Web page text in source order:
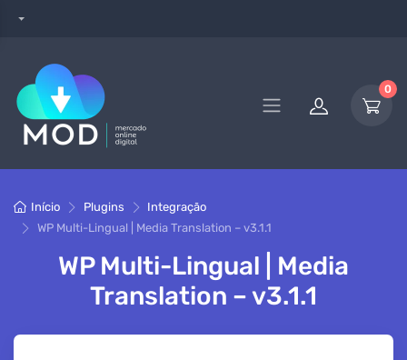
0
Início Plugins
Integração
WP Multi-Lingual | Media Translation – v3.1.1
WP Multi-Lingual | Media
Translation – v3.1.1